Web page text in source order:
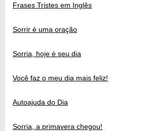
Frases Tristes em Inglês
Sorrir é uma oração
Sorria, hoje é seu dia
Você faz o meu dia mais feliz!
Autoajuda do Dia
Sorria, a primavera chegou!